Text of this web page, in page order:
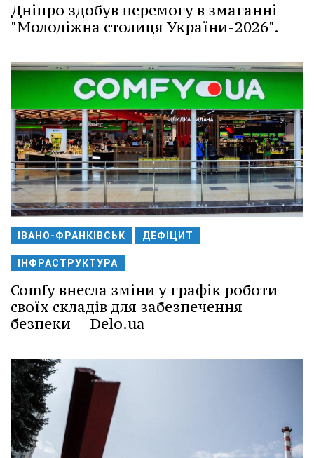
Дніпро здобув перемогу в змаганні
"Молодіжна столиця України-2026".
ІВАНО-ФРАНКІВСЬК ДЕФІЦИТ
ІНФРАСТРУКТУРА
Comfy внесла зміни у графік роботи
своїх складів для забезпечення
безпеки -- Delo.ua